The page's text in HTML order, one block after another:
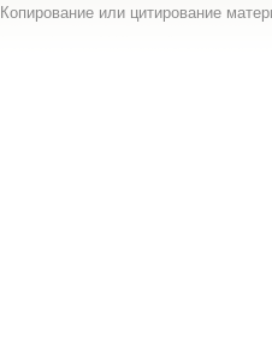
Копирование или цитирование